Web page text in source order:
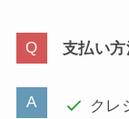
支払い方
クレ